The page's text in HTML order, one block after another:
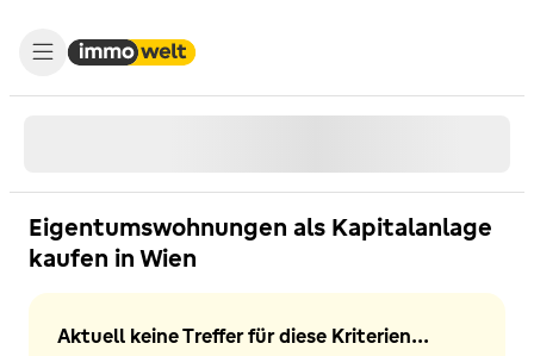
Eigentumswohnungen als Kapitalanlage
kaufen in Wien
Aktuell keine Treffer für diese Kriterien...